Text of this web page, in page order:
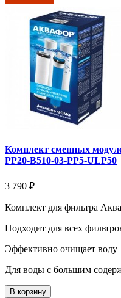
Комплект сменных
РР20-В510-03-РР5-ULP50
3 790 ₽
Комплект для фильтра
Подходит для всех
Эффективно очищает воду
Для воды с большим
В корзину